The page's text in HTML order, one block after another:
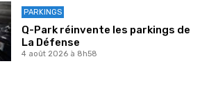
PARKINGS
Q-Park réinvente les parkings de
La Défense
4 août 2026 à 8h58